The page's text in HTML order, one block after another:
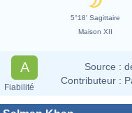
5°18' Sagittaire
Maison XII
A
Fiabilité
Source :
Contributeur :